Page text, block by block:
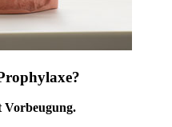
Vorbeugung.